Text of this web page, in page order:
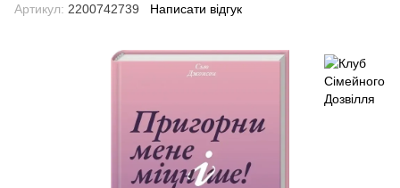
Артикул: 2200742739 Написати відгук